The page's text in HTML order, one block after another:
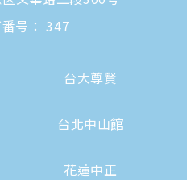
号： 347
台大尊賢
台北中山館
花蓮中正